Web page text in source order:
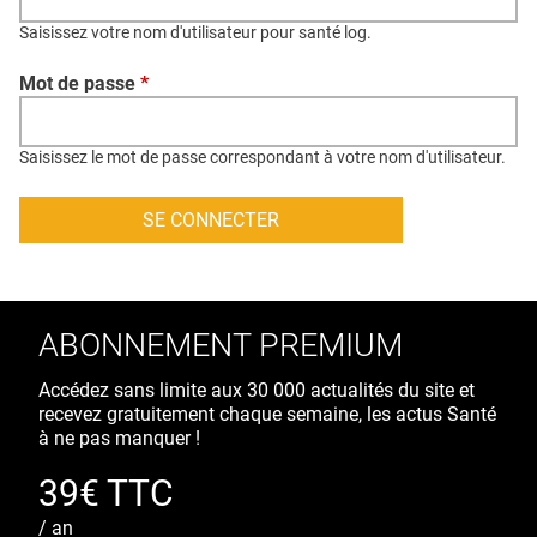
CONTACT
CRÉDITS
Saisissez votre nom d'utilisateur pour santé log.
Mot de passe *
Saisissez le mot de passe correspondant à votre nom d'utilisateur.
ABONNEMENT PREMIUM
Accédez sans limite aux 30 000 actualités du site et
recevez gratuitement chaque semaine, les actus Santé
à ne pas manquer !
39€ TTC
/ an